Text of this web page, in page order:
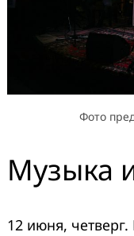
Фото
Музыка
12 июня,